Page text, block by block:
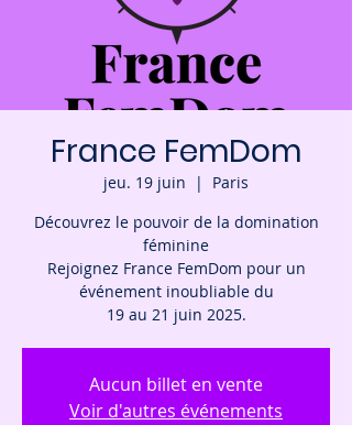
France FemDom
jeu. 19 juin
  |
Paris
Découvrez le pouvoir de la domination
féminine
Rejoignez France FemDom pour un
événement inoubliable du
19 au 21 juin 2025.
Aucun billet en vente
Voir d'autres événements